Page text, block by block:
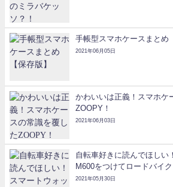
手帳型スマホケースまとめ
2021年06月05日
かわいいは正義！スマホケ
ZOOPY！
2021年06月03日
自転車好きに読んでほしい
M600をつけてロードバイ
2021年05月30日